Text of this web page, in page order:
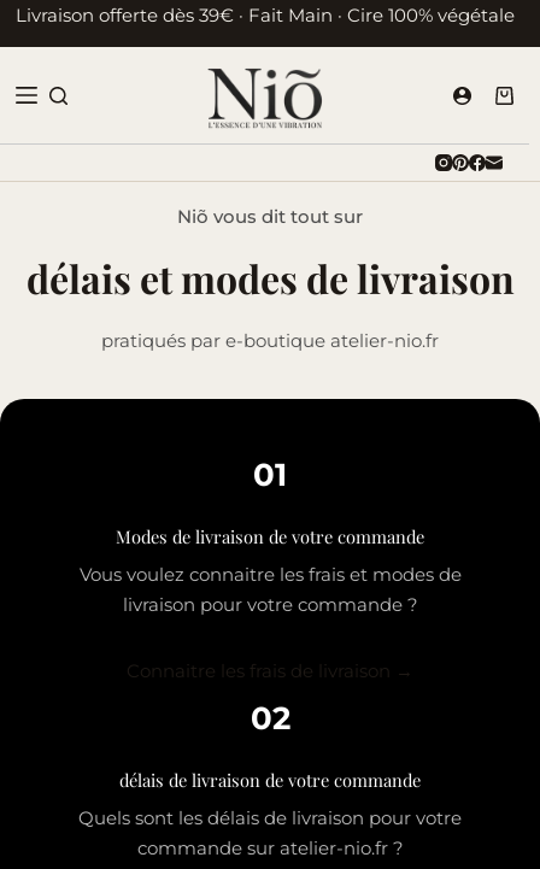
Passer
au
Livraison offerte dès 39€ · Fait Main · Cire 100% végétale
Niõ vous dit tout sur
délais et modes de livraison
pratiqués par e-boutique atelier-nio.fr
01
Modes de livraison de votre commande
Vous voulez connaitre les frais et modes de
livraison pour votre commande ?
Connaitre les frais de livraison →
02
délais de livraison de votre commande
Quels sont les délais de livraison pour votre
commande sur atelier-nio.fr ?